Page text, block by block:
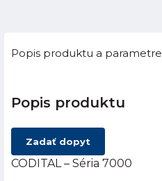
Popis produktu a parametre
Popis produktu
Zadať dopyt
CODITAL – Séria 7000